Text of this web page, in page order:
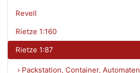
Revell
Rietze 1:160
Rietze 1:87
› Packstation, Container, Automaten